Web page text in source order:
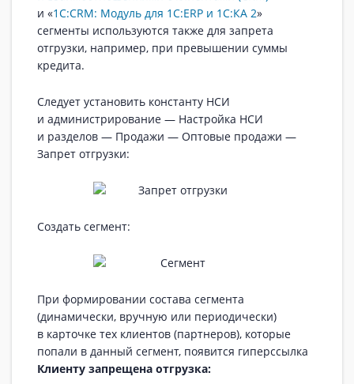
и «1С:CRM: Модуль для 1С:ERP и 1С:КА 2»
сегменты используются также для запрета
отгрузки, например, при превышении суммы
кредита.
Следует установить константу НСИ
и администрирование — Настройка НСИ
и разделов — Продажи — Оптовые продажи —
Запрет отгрузки:
Создать сегмент:
При формировании состава сегмента
(динамически, вручную или периодически)
в карточке тех клиентов (партнеров), которые
попали в данный сегмент, появится гиперссылка
Клиенту запрещена отгрузка: